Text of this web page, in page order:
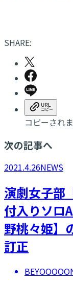
SHARE:
コピーされま
次の記事へ
2021.4.26NEWS
演劇女子部
付入りソロ
野桃々姫】
訂正